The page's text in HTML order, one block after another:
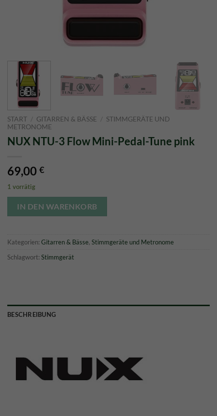
START / GITARREN & BÄSSE / STIMMGERÄTE UND
METRONOME
NUX NTU-3 Flow Mini-Pedal-Tune pink
69,00 €
1 vorrätig
IN DEN WARENKORB
Kategorien: Gitarren & Bässe, Stimmgeräte und Metronome
Schlagwort: Stimmgerät
BESCHREIBUNG